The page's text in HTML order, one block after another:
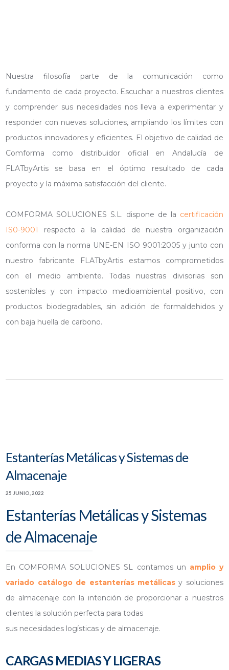
Nuestra filosofía parte de la comunicación como
fundamento de cada proyecto. Escuchar a nuestros clientes
y comprender sus necesidades nos lleva a experimentar y
responder con nuevas soluciones, ampliando los límites con
productos innovadores y eficientes. El objetivo de calidad de
Comforma como distribuidor oficial en Andalucía de
FLATbyArtis se basa en el óptimo resultado de cada
proyecto y la máxima satisfacción del cliente.
COMFORMA SOLUCIONES S.L. dispone de la certificación
IS0-9001
respecto a la calidad de nuestra organización
conforma con la norma UNE-EN ISO 9001:2005 y junto con
nuestro fabricante FLATbyArtis estamos comprometidos
con el medio ambiente. Todas nuestras divisorias son
sostenibles y con impacto medioambiental positivo, con
productos biodegradables, sin adición de formaldehidos y
con baja huella de carbono.
Estanterías Metálicas y Sistemas de
Almacenaje
25 JUNIO, 2022
Estanterías Metálicas y Sistemas
de Almacenaje
En COMFORMA SOLUCIONES SL contamos un amplio y
variado catálogo de estanterías metálicasy soluciones
de almacenaje con la intención de proporcionar a nuestros
clientes la solución perfecta para todas
sus necesidades logísticas y de almacenaje.
CARGAS MEDIAS Y LIGERAS